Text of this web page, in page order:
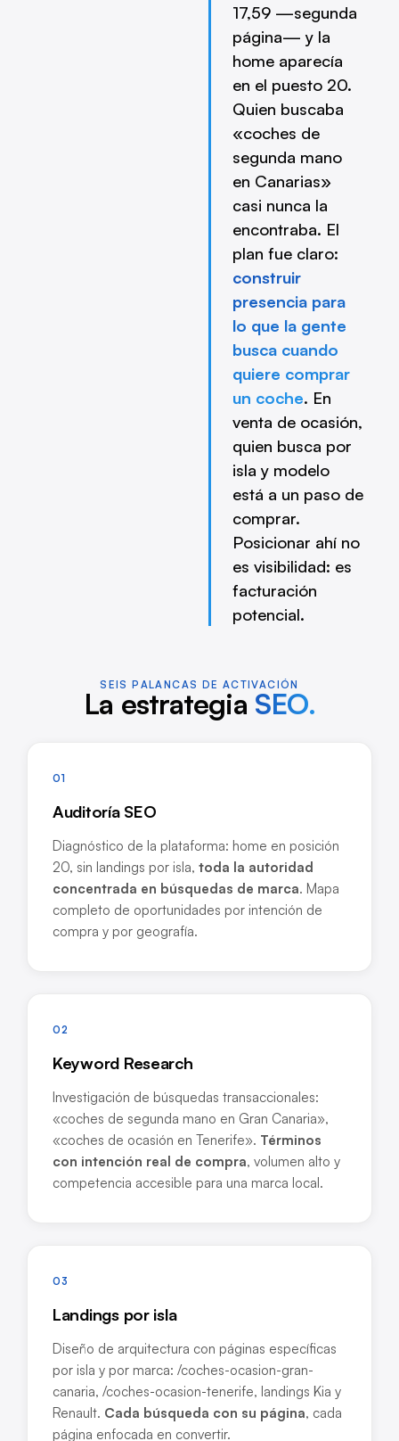
17,59 —segunda
página— y la
home aparecía
en el puesto 20.
Quien buscaba
«coches de
segunda mano
en Canarias»
casi nunca la
encontraba. El
plan fue claro:
construir
presencia para
lo que la gente
busca cuando
quiere comprar
un coche. En
venta de ocasión,
quien busca por
isla y modelo
está a un paso de
comprar.
Posicionar ahí no
es visibilidad: es
facturación
potencial.
SEIS PALANCAS DE ACTIVACIÓN
La estrategia SEO.
01
Auditoría SEO
Diagnóstico de la plataforma: home en posición
20, sin landings por isla, toda la autoridad
concentrada en búsquedas de marca. Mapa
completo de oportunidades por intención de
compra y por geografía.
02
Keyword Research
Investigación de búsquedas transaccionales:
«coches de segunda mano en Gran Canaria»,
«coches de ocasión en Tenerife». Términos
con intención real de compra, volumen alto y
competencia accesible para una marca local.
03
Landings por isla
Diseño de arquitectura con páginas específicas
por isla y por marca: /coches-ocasion-gran-
canaria, /coches-ocasion-tenerife, landings Kia y
Renault. Cada búsqueda con su página, cada
página enfocada en convertir.